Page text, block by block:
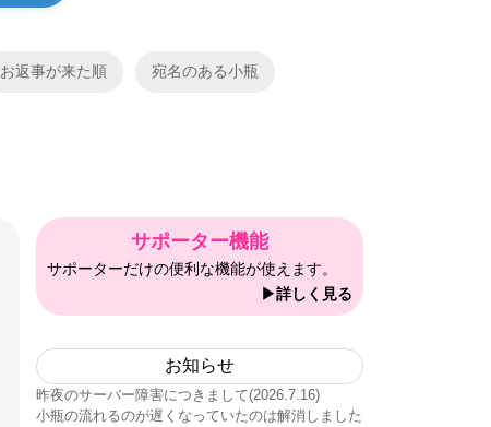
お返事が来た順 宛名のある小瓶
サポーター機能
サポーターだけの便利な機能が使えます。
▶詳しく見る
お知らせ
昨夜のサーバー障害につきまして(2026.7.16)
小瓶の流れるのが遅くなっていたのは解消しました